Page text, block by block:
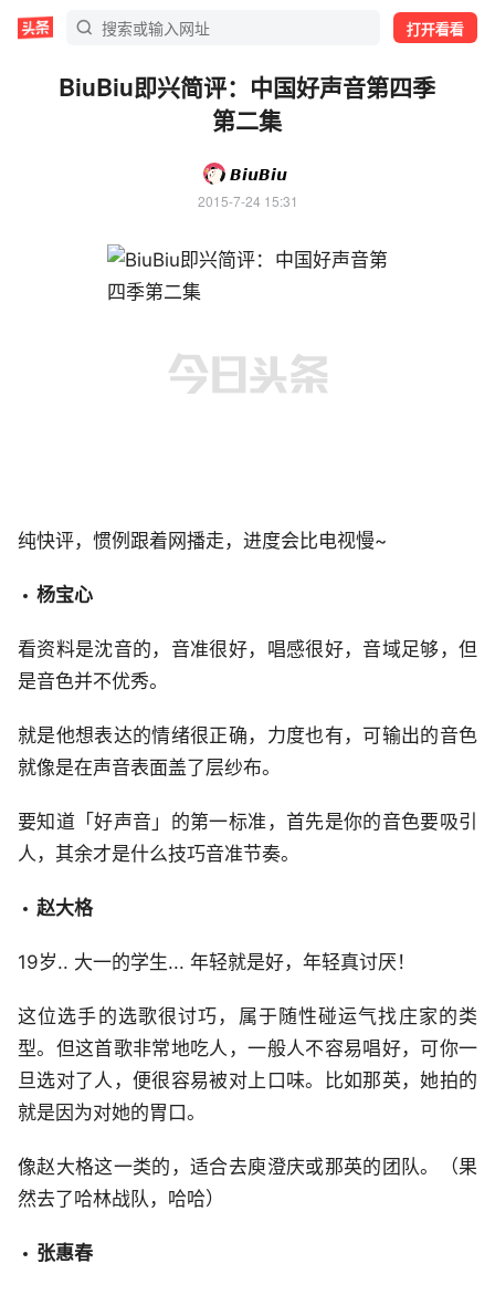
打开看看
BiuBiu即兴简评：中国好声音第四季
第二集
𝘽𝙞𝙪𝘽𝙞𝙪
2015-7-24 15:31
纯快评，惯例跟着网播走，进度会比电视慢~
杨宝心
看资料是沈音的，音准很好，唱感很好，音域足够，但
是音色并不优秀。
就是他想表达的情绪很正确，力度也有，可输出的音色
就像是在声音表面盖了层纱布。
要知道「好声音」的第一标准，首先是你的音色要吸引
人，其余才是什么技巧音准节奏。
赵大格
19岁.. 大一的学生... 年轻就是好，年轻真讨厌！
这位选手的选歌很讨巧，属于随性碰运气找庄家的类
型。但这首歌非常地吃人，一般人不容易唱好，可你一
旦选对了人，便很容易被对上口味。比如那英，她拍的
就是因为对她的胃口。
像赵大格这一类的，适合去庾澄庆或那英的团队。（果
然去了哈林战队，哈哈）
张惠春